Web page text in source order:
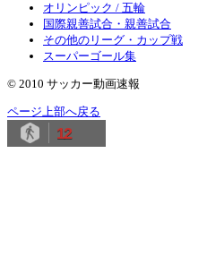
オリンピック / 五輪
国際親善試合・親善試合
その他のリーグ・カップ戦
スーパーゴール集
© 2010 サッカー動画速報
ページ上部へ戻る
12